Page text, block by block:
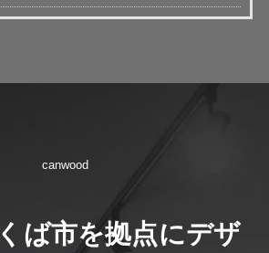
canwood
ば市を拠点にデザ